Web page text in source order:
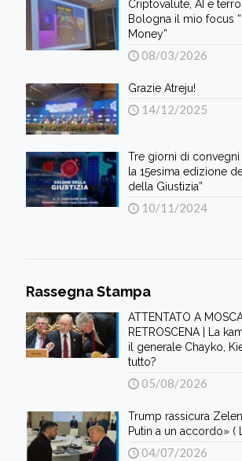
Criptovalute, AI e
Bologna il mio focus
Money”
08/03/2026
Grazie Atreju!
14/12/2025
Tre giorni di
la 15esima edizione
della Giustizia”
10/11/2024
Rassegna Stampa
ATTENTATO A
RETROSCENA | La
il generale Chayko,
tutto?
05/08/2026
Trump rassicura
Putin a un accordo» (
04/07/2026